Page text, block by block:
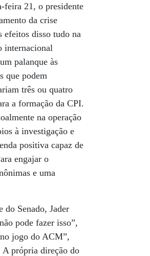
feira 21, o presidente
da crise
efeitos disso tudo na
internacional
palanque às
que podem
três ou quatro
a formação da CPI.
na operação
à investigação e
positiva capaz de
engajar o
e uma
do Senado, Jader
pode fazer isso”,
jogo do ACM”,
própria direção do